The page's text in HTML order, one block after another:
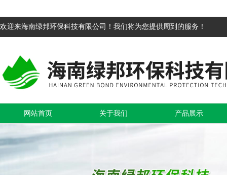
欢迎来海南绿邦环保科技有限公司！我们将为您提供周到的服务！
网站首页 关于我们 产品展示